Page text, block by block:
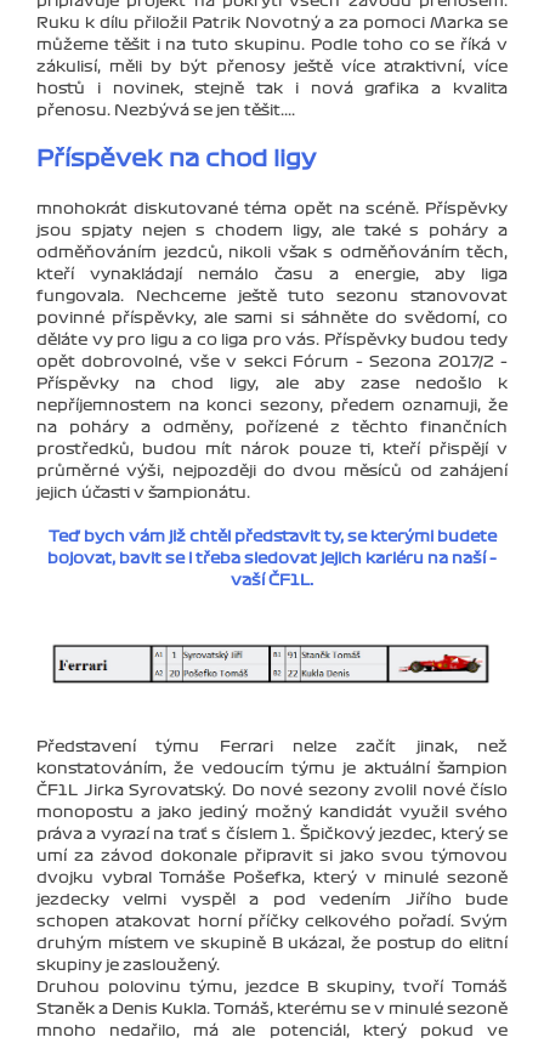
Ruku k dílu přiložil Patrik Novotný a za pomoci Marka se
můžeme těšit i na tuto skupinu. Podle toho co se říká v
zákulisí, měli by být přenosy ještě více atraktivní, více
hostů i novinek, stejně tak i nová grafika a kvalita
přenosu. Nezbývá se jen těšit....
Příspěvek na chod ligy
mnohokrát diskutované téma opět na scéně. Příspěvky
jsou spjaty nejen s chodem ligy, ale také s poháry a
odměňováním jezdců, nikoli však s odměňováním těch,
kteří vynakládají nemálo času a energie, aby liga
fungovala. Nechceme ještě tuto sezonu stanovovat
povinné příspěvky, ale sami si sáhněte do svědomí, co
děláte vy pro ligu a co liga pro vás. Příspěvky budou tedy
opět dobrovolné, vše v sekci Fórum – Sezona 2017/2 –
Příspěvky na chod ligy, ale aby zase nedošlo k
nepříjemnostem na konci sezony, předem oznamuji, že
na poháry a odměny, pořízené z těchto finančních
prostředků, budou mít nárok pouze ti, kteří přispějí v
průměrné výši, nejpozději do dvou měsíců od zahájení
jejich účasti v šampionátu.
Teď bych vám již chtěl představit ty, se kterými budete
bojovat, bavit se i třeba sledovat jejich kariéru na naší –
vaší ČF1L.
Představení týmu Ferrari nelze začít jinak, než
konstatováním, že vedoucím týmu je aktuální šampion
ČF1L Jirka Syrovatský. Do nové sezony zvolil nové číslo
monopostu a jako jediný možný kandidát využil svého
práva a vyrazí na trať s číslem 1. Špičkový jezdec, který se
umí za závod dokonale připravit si jako svou týmovou
dvojku vybral Tomáše Pošefka, který v minulé sezoně
jezdecky velmi vyspěl a pod vedením Jiřího bude
schopen atakovat horní příčky celkového pořadí. Svým
druhým místem ve skupině B ukázal, že postup do elitní
skupiny je zasloužený.
Druhou polovinu týmu, jezdce B skupiny, tvoří Tomáš
Staněk a Denis Kukla. Tomáš, kterému se v minulé sezoně
mnoho nedařilo, má ale potenciál, který pokud ve